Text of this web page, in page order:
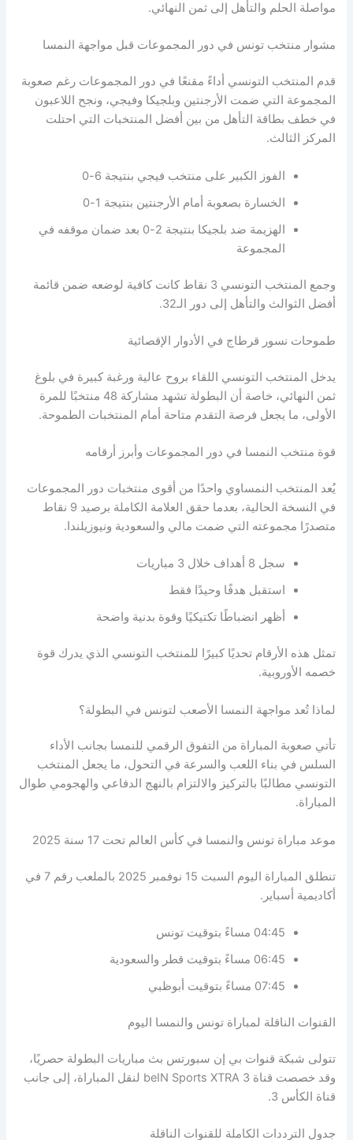
مواصلة الحلم والتأهل إلى ثمن النهائي.
مشوار منتخب تونس في دور المجموعات قبل مواجهة النمسا
قدم المنتخب التونسي أداءً مقنعًا في دور المجموعات رغم صعوبة
المجموعة التي ضمت الأرجنتين وبلجيكا وفيجي، ونجح اللاعبون
في خطف بطاقة التأهل من بين أفضل المنتخبات التي احتلت
المركز الثالث.
الفوز الكبير على منتخب فيجي بنتيجة 6-0
الخسارة بصعوبة أمام الأرجنتين بنتيجة 1-0
الهزيمة ضد بلجيكا بنتيجة 2-0 بعد ضمان موقفه في
المجموعة
وجمع المنتخب التونسي 3 نقاط كانت كافية لوضعه ضمن قائمة
أفضل الثوالث والتأهل إلى دور الـ32.
طموحات نسور قرطاج في الأدوار الإقصائية
يدخل المنتخب التونسي اللقاء بروح عالية ورغبة كبيرة في بلوغ
ثمن النهائي، خاصة أن البطولة تشهد مشاركة 48 منتخبًا للمرة
الأولى، ما يجعل فرصة التقدم متاحة أمام المنتخبات الطموحة.
قوة منتخب النمسا في دور المجموعات وأبرز أرقامه
يُعد المنتخب النمساوي واحدًا من أقوى منتخبات دور المجموعات
في النسخة الحالية، بعدما حقق العلامة الكاملة برصيد 9 نقاط
متصدرًا مجموعته التي ضمت مالي والسعودية ونيوزيلندا.
سجل 8 أهداف خلال 3 مباريات
استقبل هدفًا وحيدًا فقط
أظهر انضباطًا تكتيكيًا وقوة بدنية واضحة
تمثل هذه الأرقام تحديًا كبيرًا للمنتخب التونسي الذي يدرك قوة
خصمه الأوروبية.
لماذا تُعد مواجهة النمسا الأصعب لتونس في البطولة؟
تأتي صعوبة المباراة من التفوق الرقمي للنمسا بجانب الأداء
السلس في بناء اللعب والسرعة في التحول، ما يجعل المنتخب
التونسي مطالبًا بالتركيز والالتزام بالنهج الدفاعي والهجومي طوال
المباراة.
موعد مباراة تونس والنمسا في كأس العالم تحت 17 سنة 2025
تنطلق المباراة اليوم السبت 15 نوفمبر 2025 بالملعب رقم 7 في
أكاديمية أسباير.
04:45 مساءً بتوقيت تونس
06:45 مساءً بتوقيت قطر والسعودية
07:45 مساءً بتوقيت أبوظبي
القنوات الناقلة لمباراة تونس والنمسا اليوم
تتولى شبكة قنوات بي إن سبورتس بث مباريات البطولة حصريًا،
وقد خصصت قناة beIN Sports XTRA 3 لنقل المباراة، إلى جانب
قناة الكأس 3.
جدول الترددات الكاملة للقنوات الناقلة